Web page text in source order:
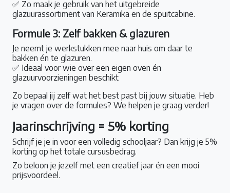
✅ Zo maak je gebruik van het uitgebreide
glazuurassortiment van Keramika en de spuitcabine.
Formule 3: Zelf bakken & glazuren
Je neemt je werkstukken mee naar huis om daar te
bakken én te glazuren.
✅ Ideaal voor wie over een eigen oven én
glazuurvoorzieningen beschikt
Zo bepaal jij zelf wat het best past bij jouw situatie. Heb
je vragen over de formules? We helpen je graag verder!
Jaarinschrijving = 5% korting
Schrijf je je in voor een volledig schooljaar? Dan krijg je 5%
korting op het totale cursusbedrag.
Zo beloon je jezelf met een creatief jaar én een mooi
prijsvoordeel.